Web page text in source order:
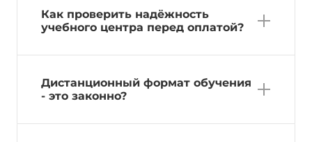
Как проверить надёжность
учебного центра перед оплатой?
Дистанционный формат обучения
- это законно?